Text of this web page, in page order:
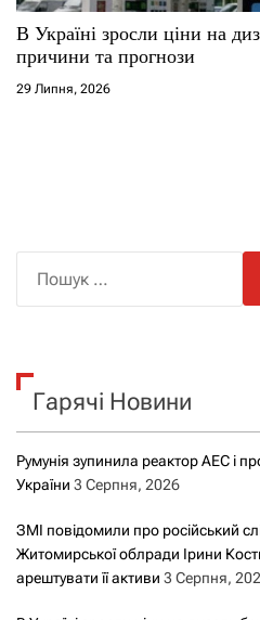
В Україні зросли ціни на
причини та прогнози
29 Липня, 2026
к
Гарячі Новини
Румунія зупинила реактор АЕС і
України 3 Серпня, 2026
ЗМІ повідомили про російський
Житомирської облради Ірини
арештувати її активи 3 Серпня,